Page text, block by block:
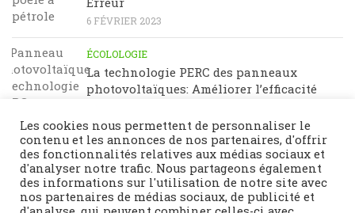
6 FÉVRIER 2023
ÉCOLOLOGIE
La technologie PERC des panneaux
photovoltaïques: Améliorer l’efficacité
23 JANVIER 2023
Les cookies nous permettent de personnaliser le
contenu et les annonces de nos partenaires, d'offrir
des fonctionnalités relatives aux médias sociaux et
d'analyser notre trafic. Nous partageons également
des informations sur l'utilisation de notre site avec
nos partenaires de médias sociaux, de publicité et